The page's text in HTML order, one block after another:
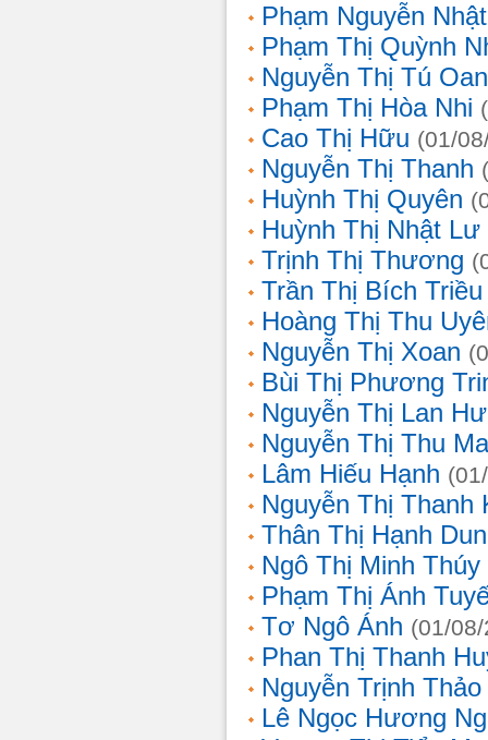
Phạm Nguyễn
Phạm Thị Quỳnh
Nguyễn Thị Tú
Phạm Thị Hòa Nhi
Cao Thị Hữu (01/
Nguyễn Thị Thanh
Huỳnh Thị Quyên
Huỳnh Thị Nhật Lư
Trịnh Thị Thương
Trần Thị Bích Triều
Hoàng Thị Thu
Nguyễn Thị Xoan
Bùi Thị Phương
Nguyễn Thị Lan
Nguyễn Thị Thu
Lâm Hiếu Hạnh
Nguyễn Thị Thanh
Thân Thị Hạnh
Ngô Thị Minh Thúy
Phạm Thị Ánh
Tơ Ngô Ánh (01/
Phan Thị Thanh
Nguyễn Trịnh
Lê Ngọc Hương